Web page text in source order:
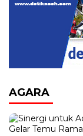
AGARA